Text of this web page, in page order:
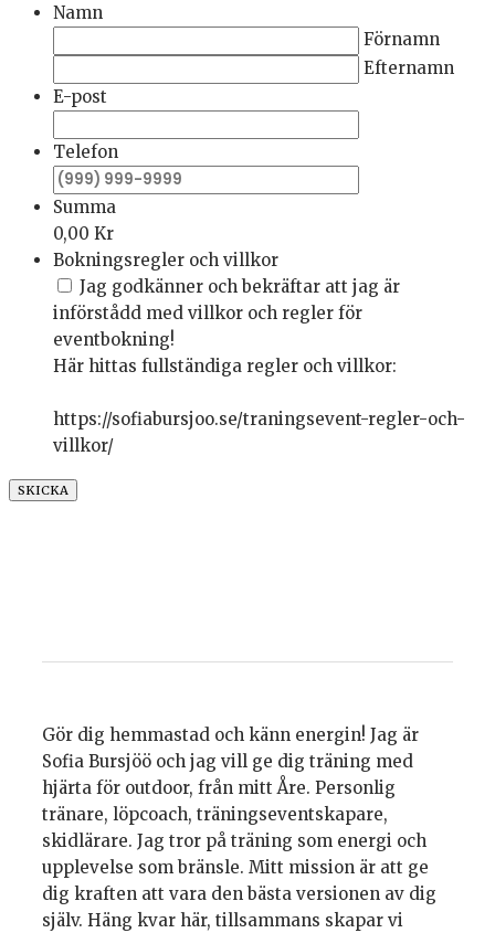
Namn
Förnamn
Efternamn
E-post
Telefon
Summa
0,00 Kr
Bokningsregler och villkor
Jag godkänner och bekräftar att jag är
införstådd med villkor och regler för
eventbokning!
Här hittas fullständiga regler och villkor:
https://sofiabursjoo.se/traningsevent-regler-och-
villkor/
SKICKA
Gör dig hemmastad och känn energin! Jag är
Sofia Bursjöö och jag vill ge dig träning med
hjärta för outdoor, från mitt Åre. Personlig
tränare, löpcoach, träningseventskapare,
skidlärare. Jag tror på träning som energi och
upplevelse som bränsle. Mitt mission är att ge
dig kraften att vara den bästa versionen av dig
själv. Häng kvar här, tillsammans skapar vi